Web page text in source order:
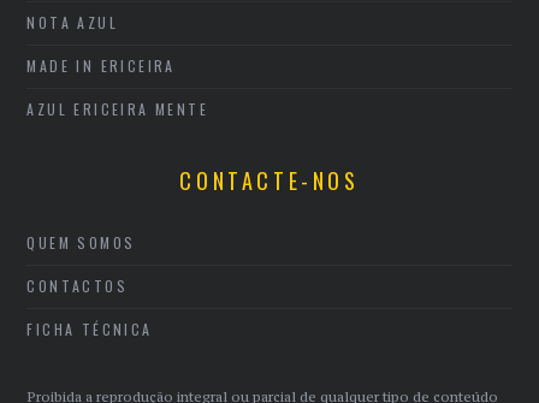
NOTA AZUL
MADE IN ERICEIRA
AZUL ERICEIRA MENTE
CONTACTE-NOS
QUEM SOMOS
CONTACTOS
FICHA TÉCNICA
Proibida a reprodução integral ou parcial de qualquer tipo de conteúdo